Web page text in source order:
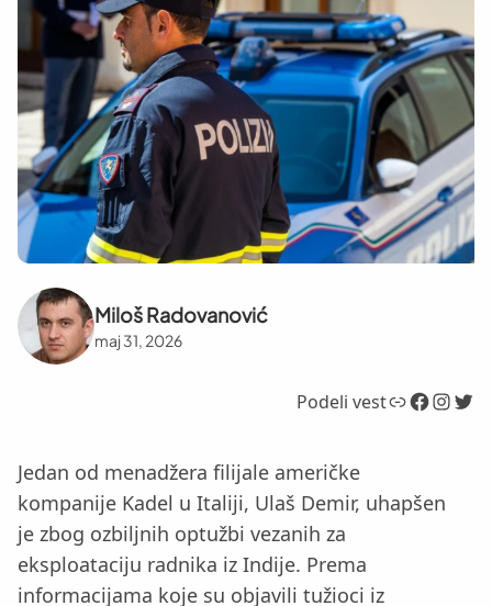
Miloš Radovanović
maj 31, 2026
Podeli vestLink Facebook InstagramTwitter
Jedan od menadžera filijale američke
kompanije Kadel u Italiji, Ulaš Demir, uhapšen
je zbog ozbiljnih optužbi vezanih za
eksploataciju radnika iz Indije. Prema
informacijama koje su objavili tužioci iz